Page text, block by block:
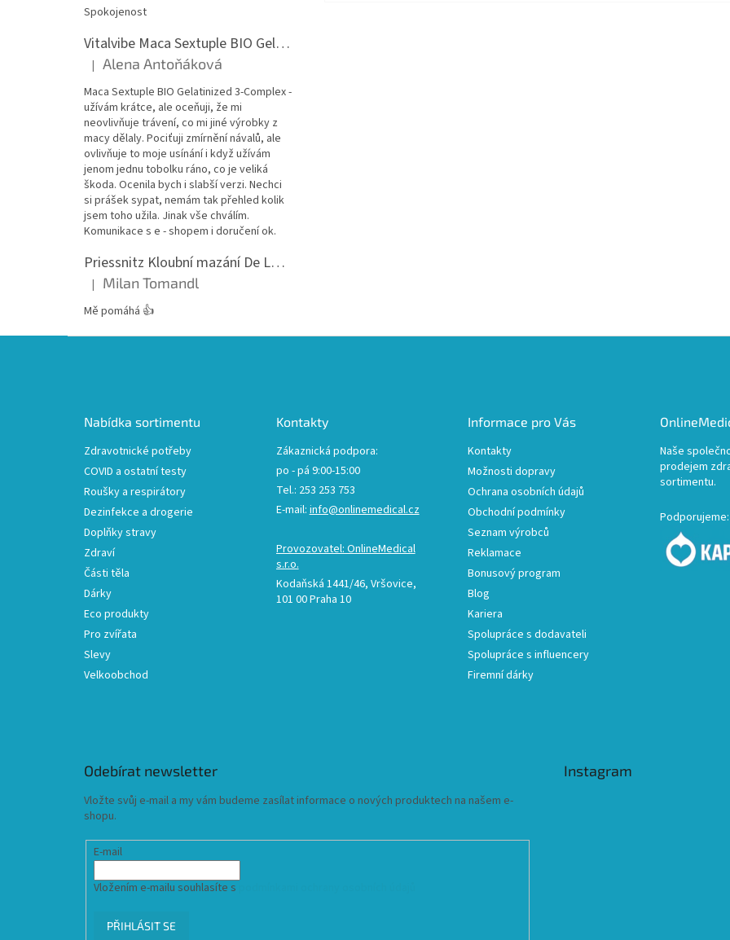
Spokojenost
Vitalvibe Maca Sextuple BIO Gelatinized 3-Complex, 60 kapslí
Hodnocení produktu je 5 z 5 hvězdiček.
| Alena Antoňáková
Maca Sextuple BIO Gelatinized 3-Complex -
užívám krátce, ale oceňuji, že mi
neovlivňuje trávení, co mi jiné výrobky z
macy dělaly. Pociťuji zmírnění návalů, ale
ovlivňuje to moje usínání i když užívám
jenom jednu tobolku ráno, co je veliká
škoda. Ocenila bych i slabší verzi. Nechci
si prášek sypat, nemám tak přehled kolik
jsem toho užila. Jinak vše chválím.
Komunikace s e - shopem i doručení ok.
Priessnitz Kloubní mazání De Luxe, 200ml
Hodnocení produktu je 5 z 5 hvězdiček.
| Milan Tomandl
Mě pomáhá 👍
Nabídka sortimentu
Zdravotnické potřeby
COVID a ostatní testy
Roušky a respirátory
Dezinfekce a drogerie
Doplňky stravy
Zdraví
Části těla
Dárky
Eco produkty
Pro zvířata
Slevy
Velkoobchod
Kontakty
Zákaznická podpora:
po - pá 9:00-15:00
Tel.: 253 253 753
E-mail: info@onlinemedical.cz
Provozovatel: OnlineMedical
s.r.o.
Kodaňská 1441/46, Vršovice,
101 00 Praha 10
Informace pro Vás
Kontakty
Možnosti dopravy
Ochrana osobních údajů
Obchodní podmínky
Seznam výrobců
Reklamace
Bonusový program
Blog
Kariera
Spolupráce s dodavateli
Spolupráce s influencery
Firemní dárky
Naše
prodejem
sortimentu.
Podporujeme:
Odebírat newsletter
Vložte svůj e-mail a my vám budeme zasílat informace o nových produktech na našem e-
shopu.
E-mail
Vložením e-mailu souhlasíte s
PŘIHLÁSIT SE
Instagram